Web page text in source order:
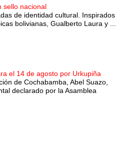
sello nacional
de identidad cultural. Inspirados
bolivianas, Gualberto Laura y ...
el 14 de agosto por Urkupiña
de Cochabamba, Abel Suazo,
declarado por la Asamblea